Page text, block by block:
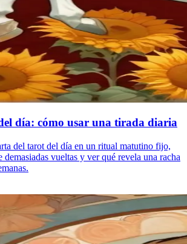
día: cómo usar una tirada diaria
del tarot del día en un ritual matutino fijo,
vueltas y ver qué revela una racha